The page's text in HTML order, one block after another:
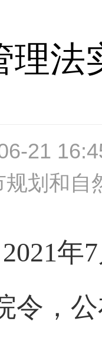
理
21
规划和自
年
令，